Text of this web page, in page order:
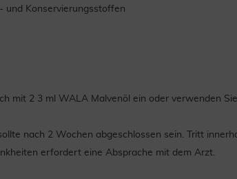
und Konservierungsstoffen
mit 2 3 ml WALA Malvenöl ein oder verwenden
nach 2 Wochen abgeschlossen sein. Tritt
erfordert eine Absprache mit dem Arzt.